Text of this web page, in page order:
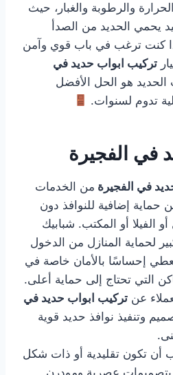
والرطوبة والغبار، حيث
يحمي الحديد من الصدأ
كنت ترغب في باب قوي وآمن
تركيب ابواب حديد في
الحديد هو الحل الأفضل
تدوم لسنوات.
في الفجيرة
في الفجيرة من الخدمات
إضافية للنوافذ دون
الفيلا أو المكتب. شبابيك
لحماية المنازل من الدخول
إحساسًا بالأمان خاصة في
التي تحتاج إلى حماية أعلى.
عن تركيب ابواب حديد في
وتنفيذ نوافذ حديد قوية
أن تكون تقليدية أو ذات شكل